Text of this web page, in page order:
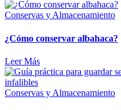
Conservas y Almacenamiento
¿Cómo conservar albahaca?
Leer Más
Conservas y Almacenamiento